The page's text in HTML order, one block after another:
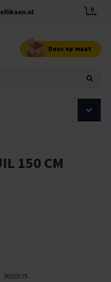
0
Doos op maat
150 CM
9020575